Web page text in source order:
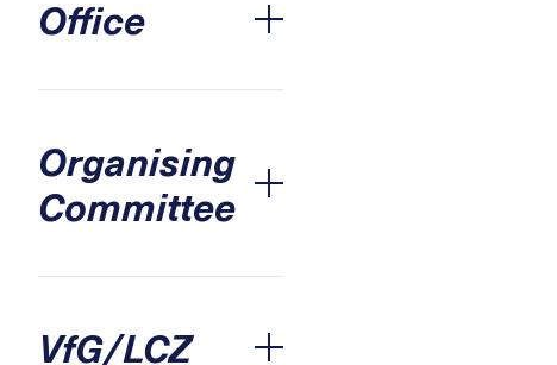
Office Accordion öffnen
Organising
CommitteeAccordion öffnen
VfG/LCZ